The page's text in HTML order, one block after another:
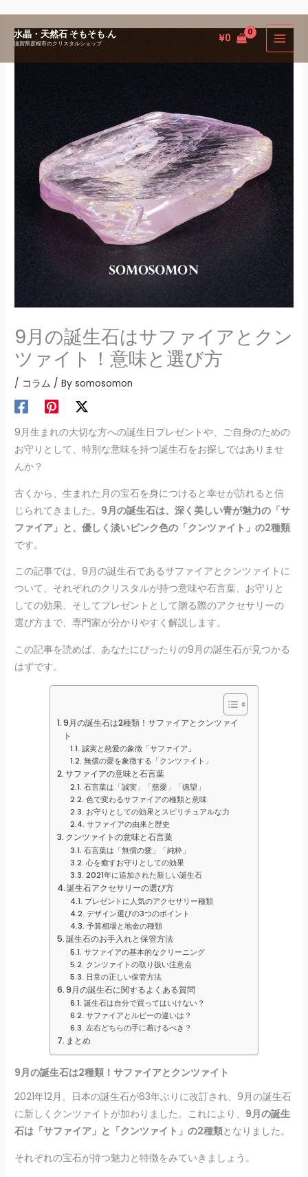
水晶・天然石 そもそも.ん
滋賀県彦根市のクリスタルショップ ¥0
9月の誕生石はサファイアとクン
ツァイト！意味と選び方
/ コラム / Bysomosomon
9月生まれの大切な方への誕生日プレゼントや、ご自身のための
お守りとして、特別な意味を持つ誕生石をお探しではありませ
んか？
古くから、生まれた月の宝石を身につけると幸せが訪れると信
じられてきました。 9月の誕生石は、深く美しい青が魅力の「サ
ファイア」と、優しく淡いピンク色の「クンツァイト」の2種類
です。
この記事では、9月の誕生石であるサファイアとクンツァイトに
ついて、それぞれのクリスタルが持つ意味や石言葉、お守りと
しての効果、そしてプレゼントとして贈る際のアクセサリーの
選び方まで、専門家が分かりやすく解説します。
この記事を読めば、あなたにぴったりの9月の誕生石が見つかる
はずです。
9月の誕生石は2種類！サファイアとクンツァイ
ト
誠実と慈愛の象徴「サファイア」
無償の愛を象徴する「クンツァイト」
サファイアの意味と石言葉
石言葉は「誠実」「慈愛」「徳望」
色で変わるサファイアの種類と意味
お守りとしての効果とスピリチュアルな力
サファイアの由来と歴史
クンツァイトの意味と石言葉
石言葉は「無償の愛」「純粋」
心を癒すお守りとしての効果
2021年に追加された新しい誕生石
誕生石アクセサリーの選び方
プレゼントに人気のアクセサリー種類
デザイン選びの3つのポイント
予算相場と地金の種類
誕生石のお手入れと保管方法
サファイアの基本的なクリーニング
クンツァイトの取り扱い注意点
日常の正しい保管方法
9月の誕生石に関するよくある質問
誕生石は自分で買ってはいけない？
サファイアとルビーの違いは？
左右どちらの手に着けるべき？
まとめ
9月の誕生石は2種類！サファイアとクンツァイト
2021年12月、日本の誕生石が63年ぶりに改訂され、9月の誕生石
に新しくクンツァイトが加わりました。これにより、 9月の誕生
石は「サファイア」と「クンツァイト」の2種類となりました。
それぞれの宝石が持つ魅力と特徴をみていきましょう。